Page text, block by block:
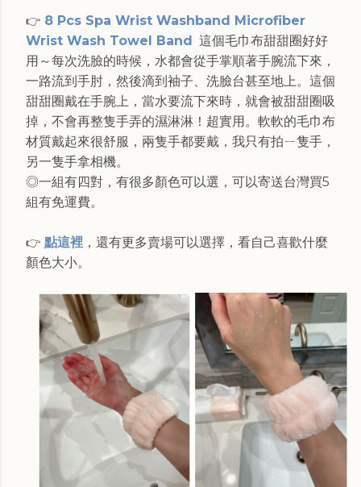
👉 8 Pcs Spa Wrist Washband Microfiber
Wrist Wash Towel Band
這個毛巾布甜甜圈好好
用～每次洗臉的時候，水都會從手掌順著手腕流下來，
一路流到手肘，然後滴到袖子、洗臉台甚至地上。這個
甜甜圈戴在手腕上，當水要流下來時，就會被甜甜圈吸
掉，不會再整隻手弄的濕淋淋！超實用。軟軟的毛巾布
材質戴起來很舒服，兩隻手都要戴，我只有拍ㄧ隻手，
另一隻手拿相機。
◎一組有四對，有很多顏色可以選，可以寄送台灣買5
組有免運費。
👉 點這裡 ，還有更多賣場可以選擇，看自己喜歡什麼
顏色大小。